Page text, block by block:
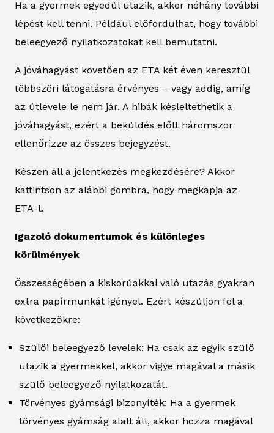
Ha a gyermek egyedül utazik, akkor néhány további
lépést kell tenni. Például előfordulhat, hogy további
beleegyező nyilatkozatokat kell bemutatni.
A jóváhagyást követően az ETA két éven keresztül
többszöri látogatásra érvényes – vagy addig, amíg
az útlevele le nem jár. A hibák késleltethetik a
jóváhagyást, ezért a beküldés előtt háromszor
ellenőrizze az összes bejegyzést.
Készen áll a jelentkezés megkezdésére? Akkor
kattintson az alábbi gombra, hogy megkapja az
ETA-t.
Igazoló dokumentumok és különleges
körülmények
Összességében a kiskorúakkal való utazás gyakran
extra papírmunkát igényel. Ezért készüljön fel a
következőkre:
Szülői beleegyező levelek: Ha csak az egyik szülő
utazik a gyermekkel, akkor vigye magával a másik
szülő beleegyező nyilatkozatát.
Törvényes gyámsági bizonyíték: Ha a gyermek
törvényes gyámság alatt áll, akkor hozza magával